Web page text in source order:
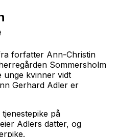
forfatter Ann-Christin
Sommersholm
unge kvinner vidt
Gerhard Adler er
på
Adlers datter, og